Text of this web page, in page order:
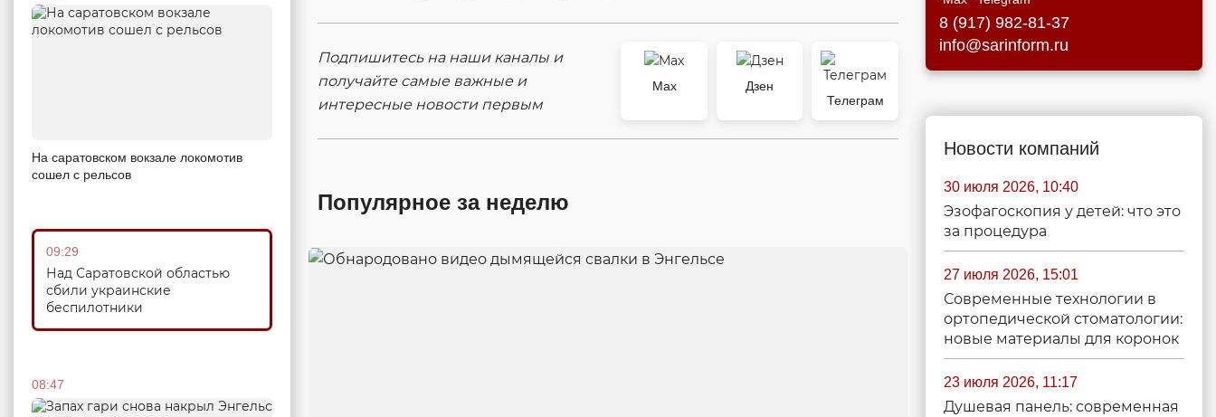
На саратовском вокзале локомотив
сошел с рельсов
09:29
Над Саратовской областью
сбили украинские
беспилотники
08:47
Подпишитесь на наши каналы и
получайте самые важные и
интересные новости первым
Max
Дзен
Телеграм
Популярное за неделю
8 (917) 982-81-37
info@sarinform.ru
Новости компаний
30 июля 2026, 10:40
Эзофагоскопия у детей: что это
за процедура
27 июля 2026, 15:01
Современные технологии в
ортопедической стоматологии:
новые материалы для коронок
23 июля 2026, 11:17
Душевая панель: современная